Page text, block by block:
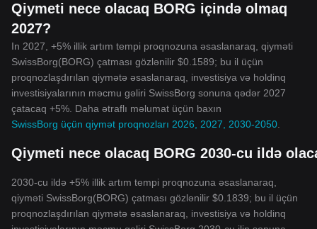
Qiymeti nece olacaq BORG içində olmaq
2027?
In 2027, +5% illik artım tempi proqnozuna əsaslanaraq, qiyməti
SwissBorg(BORG) çatması gözlənilir $0.1589; bu il üçün
proqnozlaşdırılan qiymətə əsaslanaraq, investisiya və holdinq
investisiyalarının məcmu gəliri SwissBorg sonuna qədər 2027
çatacaq +5%. Daha ətraflı məlumat üçün baxın
SwissBorg üçün qiymət proqnozları 2026, 2027, 2030-2050
Qiymeti nece olacaq BORG 2030-cu ildə
2030-cu ildə +5% illik artım tempi proqnozuna əsaslanaraq,
qiyməti SwissBorg(BORG) çatması gözlənilir $0.1839; bu il üçün
proqnozlaşdırılan qiymətə əsaslanaraq, investisiya və holdinq